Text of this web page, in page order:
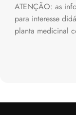
ATENÇÃO: as
para interesse
planta medicinal